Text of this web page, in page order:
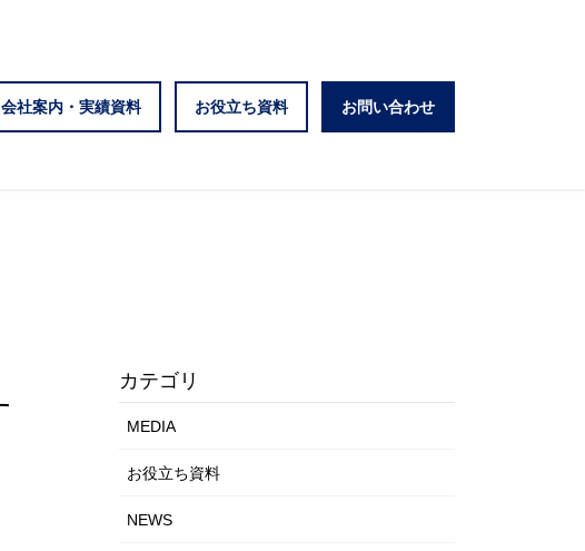
会社案内・実績資料 お役立ち資料 お問い合わせ
カテゴリ
MEDIA
お役立ち資料
NEWS